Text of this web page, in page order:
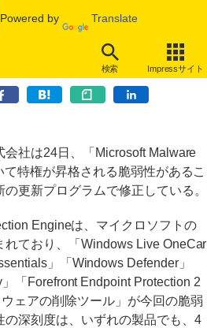
Powered by Translate
検索 Impressサイト
策ソフトに脆弱性、更新プログラムで修
社は24日、「Microsoft Malware
特権が昇格される脆弱性があるこ
更新プログラムで修正している。
Engineは、マイクロソフトの
れており、「Windows Live OneCar
」「Windows Defender」
「Forefront Endpoint Protection 2
ェアの削除ツール」が今回の脆弱
深刻度は、いずれの製品でも、4